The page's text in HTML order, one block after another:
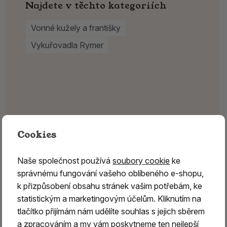
Najdete v těchto kategoriích
Vonné kužely a františky
Vykuřovadla Rymer
Cookies
Naše společnost používásoubory cookie ke
správnému fungování vašeho oblíbeného e-shopu,
k přizpůsobení obsahu stránek vašim potřebám, ke
statistickým a marketingovým účelům. Kliknutím na
tlačítko přijímám nám udělíte souhlas s jejich sběrem
a zpracováním a my vám poskytneme ten nejlepší